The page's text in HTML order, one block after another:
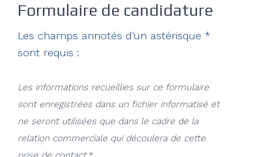
Formulaire de candidature
Les champs annotés d'un astérisque *
sont requis :
Les informations recueillies sur ce formulaire
sont enregistrées dans un fichier informatisé et
ne seront utilisées que dans le cadre de la
relation commerciale qui découlera de cette